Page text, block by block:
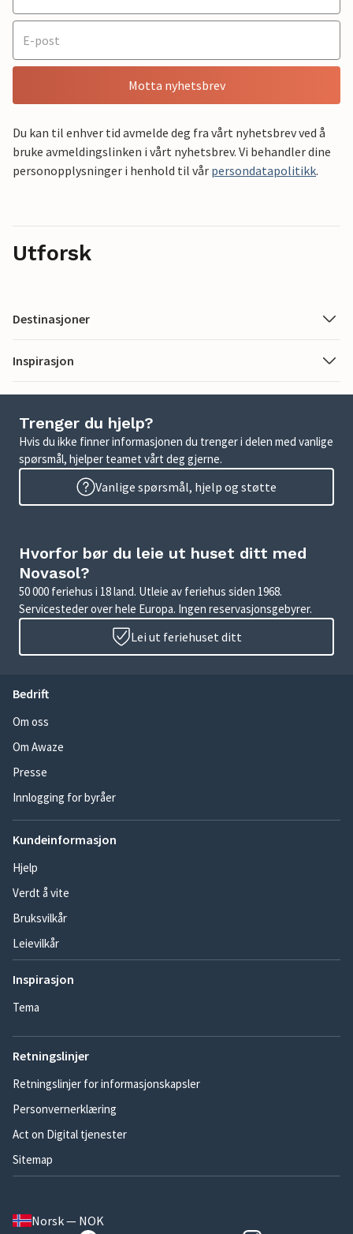
Motta nyhetsbrev
Du kan til enhver tid avmelde deg fra vårt nyhetsbrev ved å
bruke avmeldingslinken i vårt nyhetsbrev. Vi behandler dine
personopplysninger i henhold til vår persondatapolitikk.
Utforsk
Destinasjoner
Inspirasjon
Trenger du hjelp?
Hvis du ikke finner informasjonen du trenger i delen med vanlige
spørsmål, hjelper teamet vårt deg gjerne.
Vanlige spørsmål, hjelp og støtte
Hvorfor bør du leie ut huset ditt med
Novasol?
50 000 feriehus i 18 land. Utleie av feriehus siden 1968.
Servicesteder over hele Europa. Ingen reservasjonsgebyrer.
Lei ut feriehuset ditt
Bedrift
Om oss
Om Awaze
Presse
Innlogging for byråer
Kundeinformasjon
Hjelp
Verdt å vite
Bruksvilkår
Leievilkår
Inspirasjon
Tema
Retningslinjer
Retningslinjer for informasjonskapsler
Personvernerklæring
Act on Digital tjenester
Sitemap
Norsk — NOK